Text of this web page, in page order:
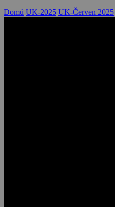
Domů UK-2025 UK-Červen 2025